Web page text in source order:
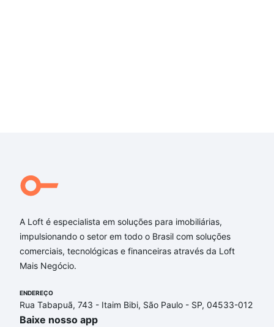
A Loft é especialista em soluções para imobiliárias,
impulsionando o setor em todo o Brasil com soluções
comerciais, tecnológicas e financeiras através da Loft
Mais Negócio.
ENDEREÇO
Rua Tabapuã, 743 - Itaim Bibi, São Paulo - SP, 04533-012
Baixe nosso app